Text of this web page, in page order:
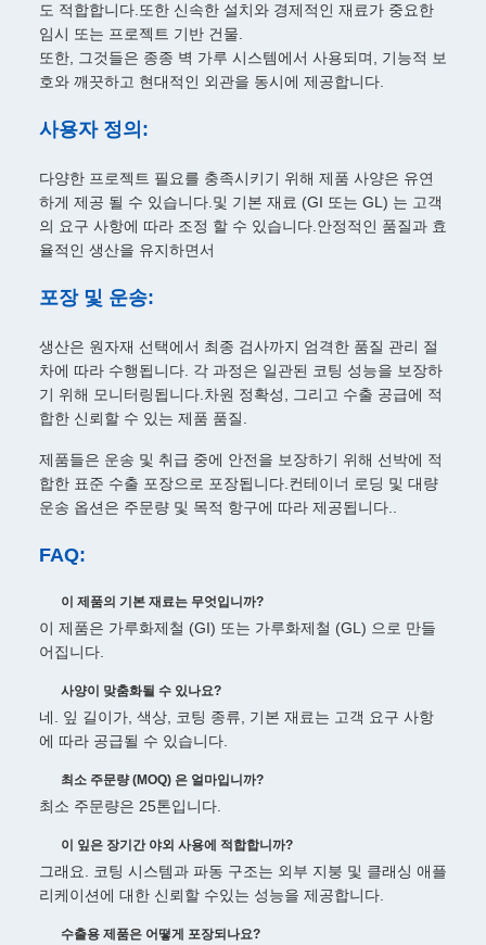
도 적합합니다.또한 신속한 설치와 경제적인 재료가 중요한
임시 또는 프로젝트 기반 건물.
또한, 그것들은 종종 벽 가루 시스템에서 사용되며, 기능적 보
호와 깨끗하고 현대적인 외관을 동시에 제공합니다.
사용자 정의:
다양한 프로젝트 필요를 충족시키기 위해 제품 사양은 유연
하게 제공 될 수 있습니다.및 기본 재료 (GI 또는 GL) 는 고객
의 요구 사항에 따라 조정 할 수 있습니다.안정적인 품질과 효
율적인 생산을 유지하면서
포장 및 운송:
생산은 원자재 선택에서 최종 검사까지 엄격한 품질 관리 절
차에 따라 수행됩니다. 각 과정은 일관된 코팅 성능을 보장하
기 위해 모니터링됩니다.차원 정확성, 그리고 수출 공급에 적
합한 신뢰할 수 있는 제품 품질.
제품들은 운송 및 취급 중에 안전을 보장하기 위해 선박에 적
합한 표준 수출 포장으로 포장됩니다.컨테이너 로딩 및 대량
운송 옵션은 주문량 및 목적 항구에 따라 제공됩니다..
FAQ:
이 제품의 기본 재료는 무엇입니까?
이 제품은 가루화제철 (GI) 또는 가루화제철 (GL) 으로 만들
어집니다.
사양이 맞춤화될 수 있나요?
네. 잎 길이가, 색상, 코팅 종류, 기본 재료는 고객 요구 사항
에 따라 공급될 수 있습니다.
최소 주문량 (MOQ) 은 얼마입니까?
최소 주문량은 25톤입니다.
이 잎은 장기간 야외 사용에 적합합니까?
그래요. 코팅 시스템과 파동 구조는 외부 지붕 및 클래싱 애플
리케이션에 대한 신뢰할 수있는 성능을 제공합니다.
수출용 제품은 어떻게 포장되나요?